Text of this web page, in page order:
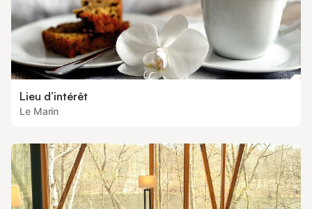
Lieu d’intérêt
Le Marin